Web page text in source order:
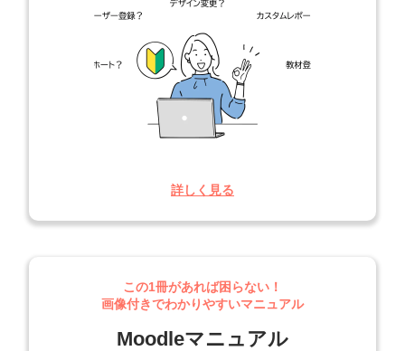
詳しく見る
この1冊があれば困らない！
画像付きでわかりやすいマニュアル
Moodleマニュアル